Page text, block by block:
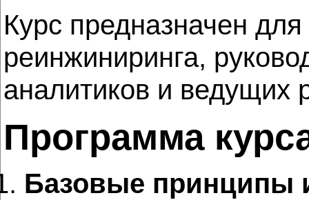
Курс предназначен
реинжиниринга,
аналитиков и ведущих
Программа
Базовые принципы